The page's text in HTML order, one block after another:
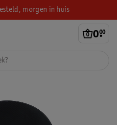
morgen in huis
0.
00